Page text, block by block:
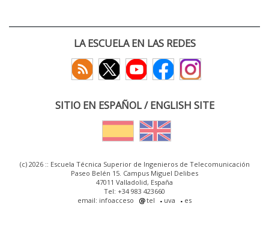
LA ESCUELA EN LAS REDES
SITIO EN ESPAÑOL / ENGLISH SITE
(c) 2026 :: Escuela Técnica Superior de Ingenieros de Telecomunicación
Paseo Belén 15. Campus Miguel Delibes
47011 Valladolid, España
Tel: +34 983 423660
email: infoacceso
tel uva es